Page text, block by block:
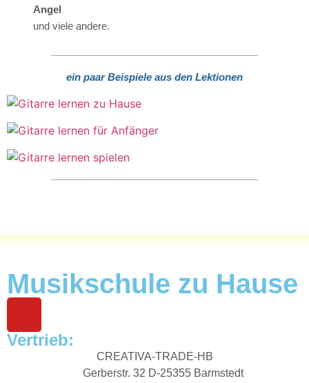
Angel
und viele andere.
ein paar Beispiele aus den Lektionen
Musikschule zu Hause
Vertrieb:
CREATIVA-TRADE-HB
Gerberstr. 32 D-25355 Barmstedt